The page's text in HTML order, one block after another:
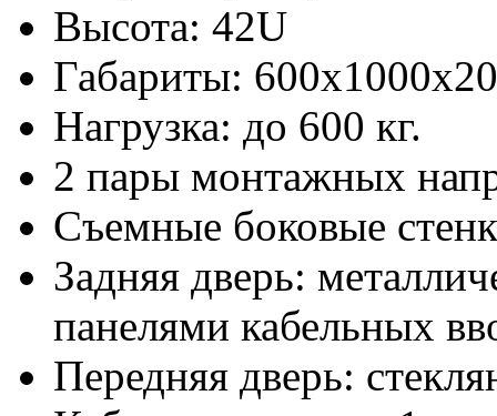
Высота: 42U
Габариты:
Нагрузка: до 600 кг.
2 пары монтажных
Съемные боковые
Задняя дверь:
панелями кабельных
Передняя дверь: